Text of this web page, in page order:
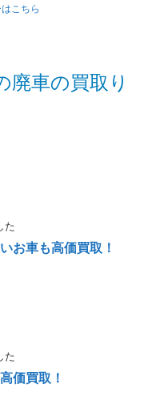
こちら
廃車の買取り
た
お車も高価買取！
た
価買取！